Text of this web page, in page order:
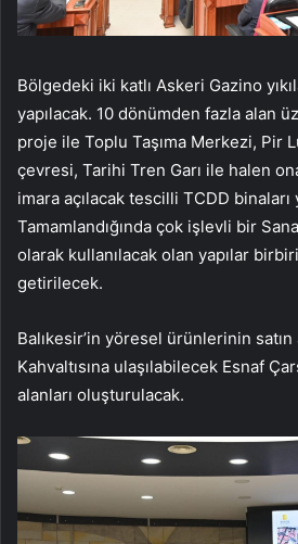
Bölgedeki iki katlı Askeri Gazino
yapılacak. 10 dönümden fazla alan
proje ile Toplu Taşıma Merkezi, Pir
çevresi, Tarihi Tren Garı ile halen
imara açılacak tescilli TCDD binaları
Tamamlandığında çok işlevli bir
olarak kullanılacak olan yapılar
getirilecek.
Balıkesir’in yöresel ürünlerinin
Kahvaltısına ulaşılabilecek Esnaf
alanları oluşturulacak.